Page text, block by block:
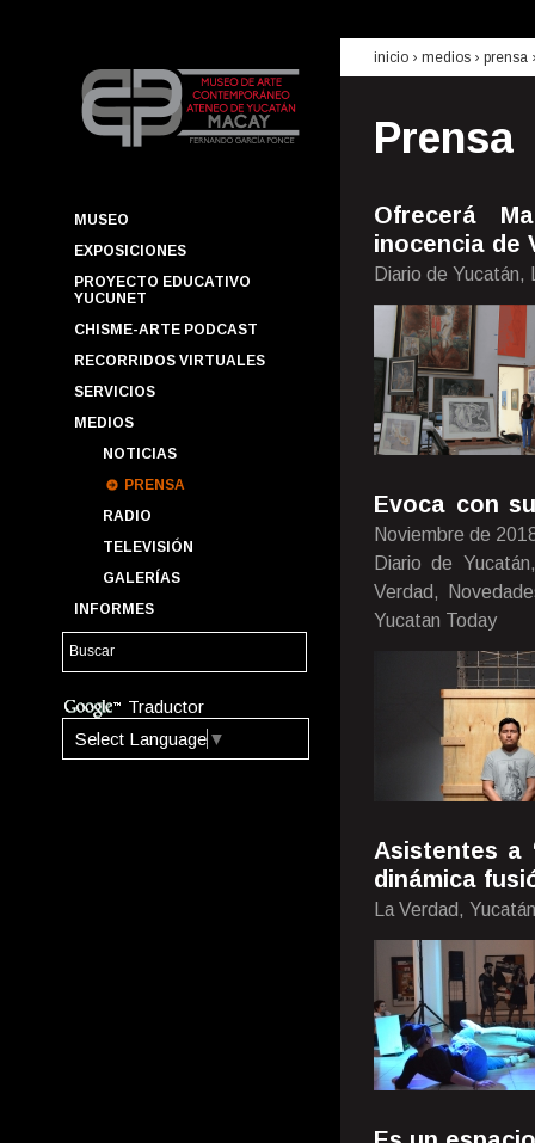
MUSEO
EXPOSICIONES
PROYECTO EDUCATIVO
YUCUNET
CHISME-ARTE PODCAST
RECORRIDOS VIRTUALES
SERVICIOS
MEDIOS
NOTICIAS
PRENSA
RADIO
TELEVISIÓN
GALERÍAS
INFORMES
Traductor
Select Language ▼
inicio › medios › prensa
Prensa
Ofrecerá
inocencia de
Diario de Yucatán,
Evoca con
Noviembre de
Diario de
Verdad,
Yucatan Today
Asistentes a
dinámica
La Verdad,